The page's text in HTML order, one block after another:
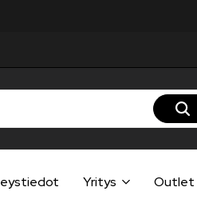
Yritys Outlet